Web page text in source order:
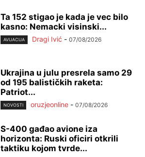
Ta 152 stigao je kada je vec bilo
kasno: Nemacki visinski...
AVIJACIJA Dragi Ivić - 07/08/2026
Ukrajina u julu presrela samo 29
od 195 balističkih raketa:
Patriot...
NOVOSTI oruzjeonline - 07/08/2026
S-400 gađao avione iza
horizonta: Ruski oficiri otkrili
taktiku kojom tvrde...